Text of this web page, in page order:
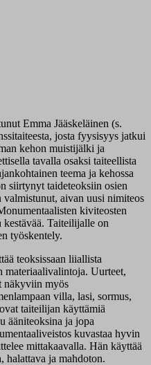
Emma Jääskeläinen (s.
josta fyysisyys jatkui
kehon muistijälki ja
tavalla osaksi taiteellista
teema ja kehossa
siirtynyt taideteoksiin osien
aivan uusi nimiteos
kiviteosten
kestävää. Taiteilijalle on
työskentely.
teoksissaan liiallista
Uurteet,
näkyviin myös
villa, lasi, sormus,
taiteilijan käyttämiä
ääniteoksina ja jopa
kuvastaa hyvin
mittakaavalla. Hän käyttää
halattava ja mahdoton.